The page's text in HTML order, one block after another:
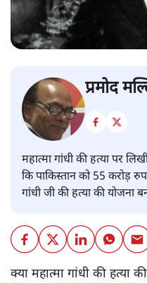
प्रमोद
महात्मा गांधी की हत्या पर
कि पाकिस्तान को 55 करोड़
गांधी जी की हत्या की योजना
क्या महात्मा गांधी की